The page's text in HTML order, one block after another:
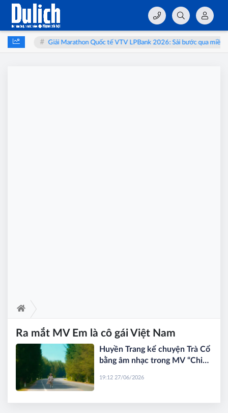
Giải Marathon Quốc tế VTV LPBank 2026: Sải bước qua miền di
Ra mắt MV Em là cô gái Việt Nam
Huyền Trang kể chuyện Trà Cổ
bằng âm nhạc trong MV “Chiều
19:12 27/06/2026